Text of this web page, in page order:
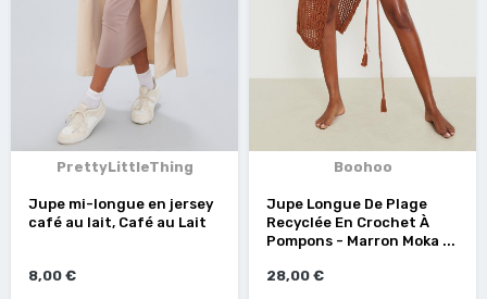
PrettyLittleThing
Jupe mi-longue en jersey
café au lait, Café au Lait
8,00 €
Boohoo
Jupe Longue De Plage
Recyclée En Crochet À
Pompons - Marron Moka ...
28,00 €